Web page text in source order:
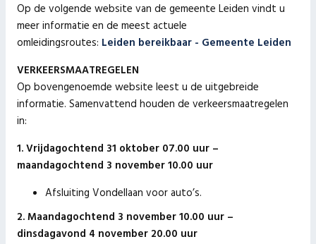
Op de volgende website van de gemeente Leiden vindt u
meer informatie en de meest actuele
omleidingsroutes: Leiden bereikbaar - Gemeente Leiden
VERKEERSMAATREGELEN
Op bovengenoemde website leest u de uitgebreide
informatie. Samenvattend houden de verkeersmaatregelen
in:
1. Vrijdagochtend 31 oktober 07.00 uur –
maandagochtend 3 november 10.00 uur
Afsluiting Vondellaan voor auto’s.
2. Maandagochtend 3 november 10.00 uur –
dinsdagavond 4 november 20.00 uur